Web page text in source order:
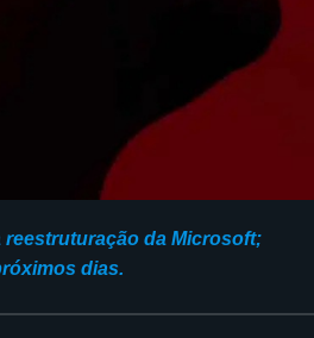
reestruturação da Microsoft;
dias.